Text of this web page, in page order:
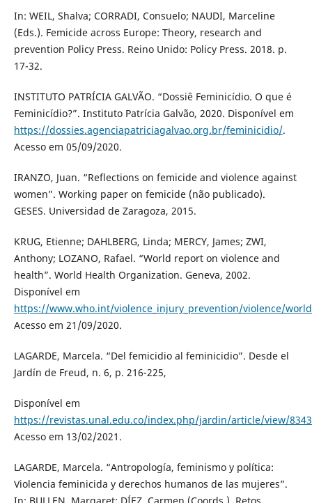
In: WEIL, Shalva; CORRADI, Consuelo; NAUDI, Marceline
(Eds.). Femicide across Europe: Theory, research and
prevention Policy Press. Reino Unido: Policy Press. 2018. p.
17-32.
INSTITUTO PATRÍCIA GALVÃO. “Dossiê Feminicídio. O que é
Feminicídio?”. Instituto Patrícia Galvão, 2020. Disponível em
https://dossies.agenciapatriciagalvao.org.br/feminicidio/.
Acesso em 05/09/2020.
IRANZO, Juan. “Reflections on femicide and violence against
women”. Working paper on femicide (não publicado).
GESES. Universidad de Zaragoza, 2015.
KRUG, Etienne; DAHLBERG, Linda; MERCY, James; ZWI,
Anthony; LOZANO, Rafael. “World report on violence and
health”. World Health Organization. Geneva, 2002.
Disponível em
https://www.who.int/violence_injury_prevention/violence/
Acesso em 21/09/2020.
LAGARDE, Marcela. “Del femicidio al feminicidio”. Desde el
Jardín de Freud, n. 6, p. 216-225,
Disponível em
https://revistas.unal.edu.co/index.php/jardin/article/view/8343
Acesso em 13/02/2021.
LAGARDE, Marcela. “Antropología, feminismo y política:
Violencia feminicida y derechos humanos de las mujeres”.